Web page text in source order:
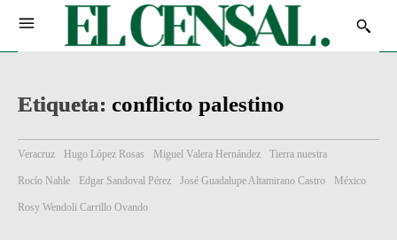
Etiqueta: conflicto palestino
Veracruz Hugo López Rosas Miguel Valera Hernández Tierra nuestra
Rocío Nahle Edgar Sandoval Pérez José Guadalupe Altamirano Castro México
Rosy Wendoli Carrillo Ovando